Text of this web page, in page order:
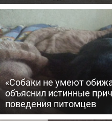
«Собаки не умеют
объяснил истинные
поведения питомцев